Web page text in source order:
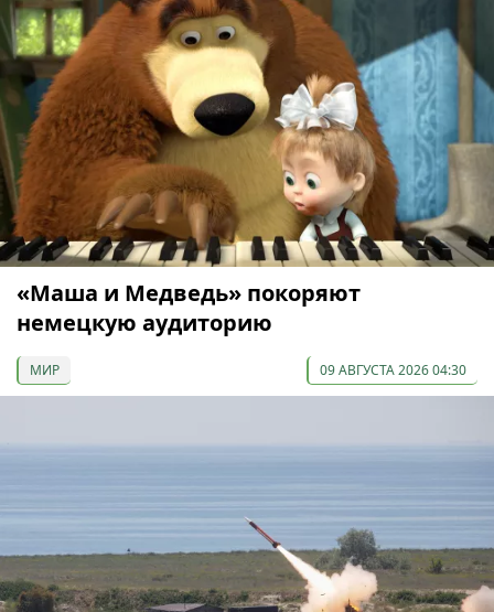
«Маша и Медведь» покоряют
немецкую аудиторию
МИР 09 АВГУСТА 2026 04:30